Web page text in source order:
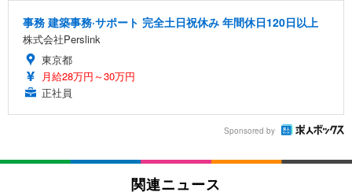
事務 建築事務·サポート 完全土日祝休み 年間休日120日以上
株式会社Perslink
東京都
月給28万円～30万円
正社員
Sponsored by
関連ニュース